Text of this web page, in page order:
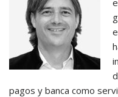
pagos y banca como